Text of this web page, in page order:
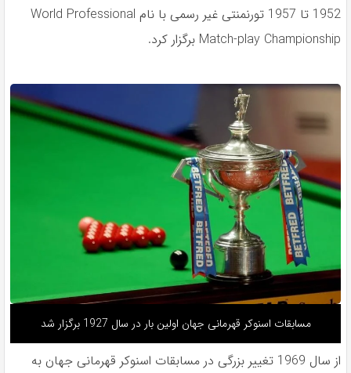
1952 تا 1957 تورنمنتی غیر رسمی با نام World Professional
Match-play Championship برگزار کرد.
مسابقات اسنوکر قهرمانی جهان اولین بار در سال 1927 برگزار شد
از سال 1969 تغییر بزرگی در مسابقات اسنوکر قهرمانی جهان به